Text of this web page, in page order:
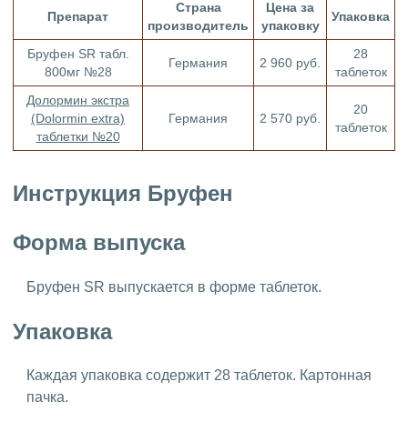
Препарат
Страна
производитель
Цена за
упаковку
Упаковка
Бруфен SR табл.
800мг №28
Германия 2 960 руб.
28
таблеток
Долормин экстра
(Dolormin extra)
таблетки №20
Германия 2 570 руб.
20
таблеток
Инструкция Бруфен
Форма выпуска
Бруфен SR выпускается в форме таблеток.
Упаковка
Каждая упаковка содержит 28 таблеток. Картонная
пачка.